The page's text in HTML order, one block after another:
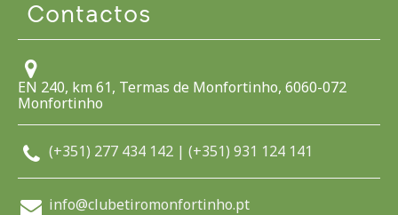
Contactos
EN 240, km 61, Termas de Monfortinho, 6060-072
Monfortinho
(+351) 277 434 142 | (+351) 931 124 141
info@clubetiromonfortinho.pt